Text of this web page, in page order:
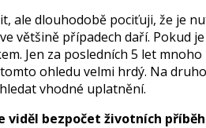
ale dlouhodobě pociťuji, že je
většině případech daří. Pokud
Jen za posledních 5 let
ohledu velmi hrdý. Na
vhodné uplatnění.
viděl bezpočet životních